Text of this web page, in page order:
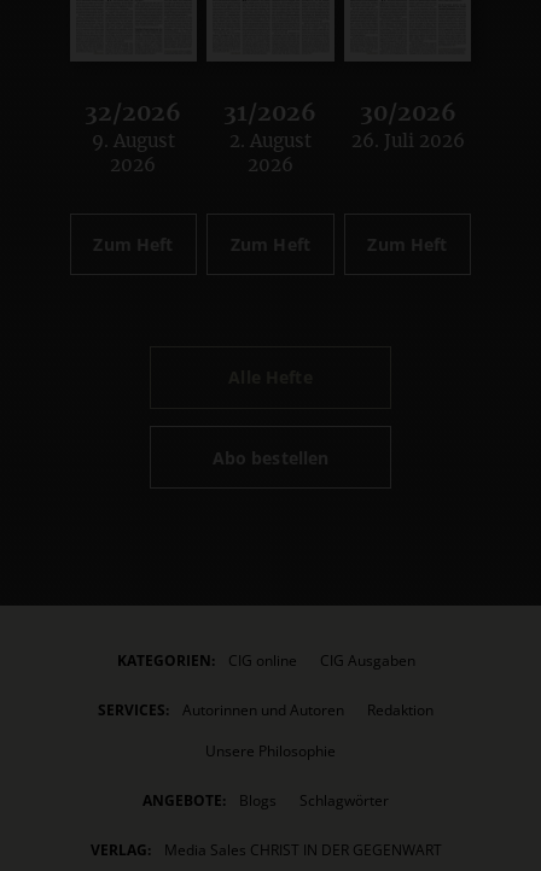
32/2026
:
9. August
2026
Zum Heft
31/2026
:
2. August
2026
Zum Heft
30/2026
:
26. Juli 2026
Zum Heft
Abo bestellen
KATEGORIEN: CIG online CIG Ausgaben
SERVICES: Autorinnen und Autoren
Redaktion
Unsere Philosophie
ANGEBOTE: Blogs Schlagwörter
VERLAG:
Media Sales CHRIST IN DER GEGENWART